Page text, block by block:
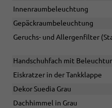
Innenraumbeleuchtung
Gepäckraumbeleuchtung
Geruchs- und Allergenfilter
Handschuhfach mit
Eiskratzer in der Tankklappe
Dekor Suedia Grau
Dachhimmel in Grau